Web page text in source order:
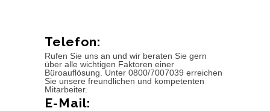
Telefon:
Rufen Sie uns an und wir beraten Sie gern
über alle wichtigen Faktoren einer
Büroauflösung. Unter 0800/7007039 erreichen
Sie unsere freundlichen und kompetenten
Mitarbeiter.
E-Mail: